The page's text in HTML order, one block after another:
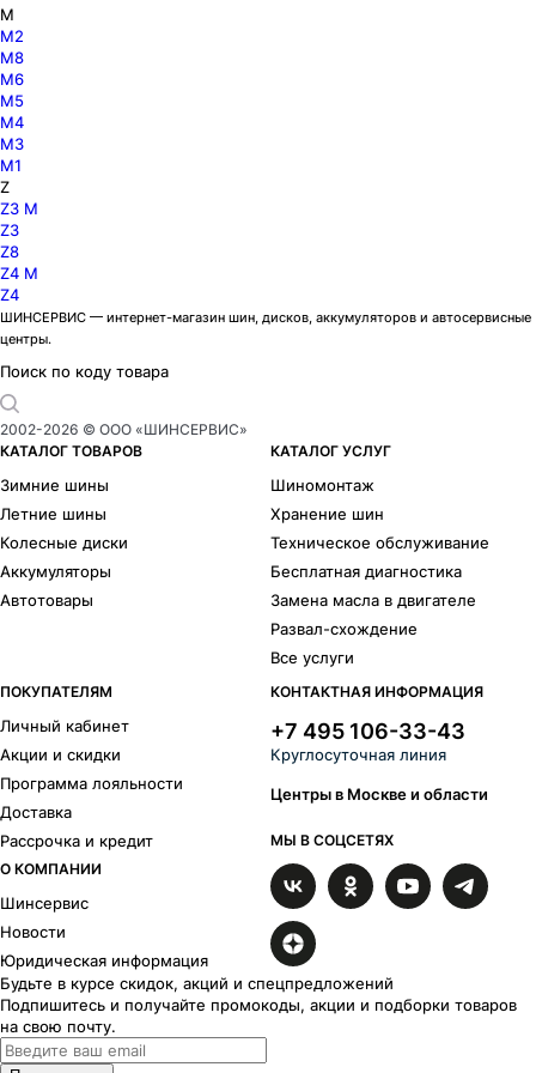
M
M2
M8
M6
M5
M4
M3
M1
Z
Z3 M
Z3
Z8
Z4 M
Z4
ШИНСЕРВИС — интернет-магазин шин, дисков, аккумуляторов и автосервисные
центры.
Поиск по коду товара
2002-2026 © ООО «ШИНСЕРВИС»
КАТАЛОГ ТОВАРОВ
Зимние шины
Летние шины
Колесные диски
Аккумуляторы
Автотовары
КАТАЛОГ УСЛУГ
Шиномонтаж
Хранение шин
Техническое обслуживание
Бесплатная диагностика
Замена масла в двигателе
Развал-схождение
Все услуги
ПОКУПАТЕЛЯМ
Личный кабинет
Акции и скидки
Программа лояльности
Доставка
Рассрочка и кредит
О КОМПАНИИ
Шинсервис
Новости
Юридическая информация
КОНТАКТНАЯ ИНФОРМАЦИЯ
+7 495 106-33-43
Круглосуточная линия
Центры в Москве и области
МЫ В СОЦСЕТЯХ
Будьте в курсе скидок, акций и спецпредложений
Подпишитесь и получайте промокоды, акции и подборки товаров
на свою почту.